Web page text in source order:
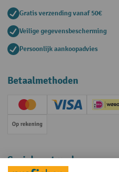
Gratis verzending vanaf 50€
Veilige gegevensbescherming
Persoonlijk aankoopadvies
Betaalmethoden
Creditcard (Master)
Creditcard
Op rekening
Sociale netwerken